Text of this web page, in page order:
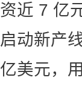
资近 7 亿
启动新产
亿美元，